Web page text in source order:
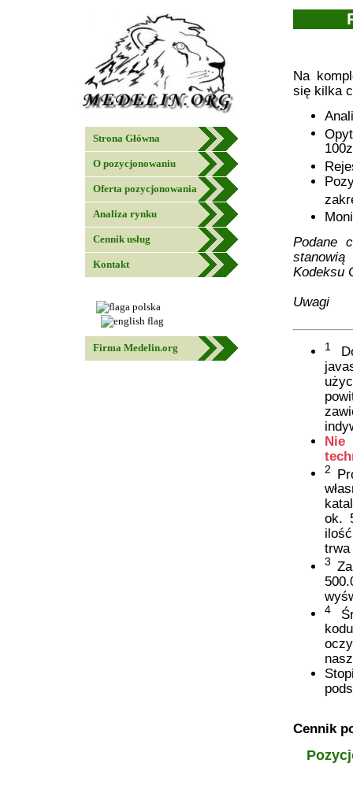
Strona Główna
O pozycjonowaniu
Oferta pozycjonowania
Analiza rynku
Cennik usług
Kontakt
Firma Medelin.org
Na
się kilka
Podane
Kodeksu
Uwagi
1
Nie
2
ok.
trwa
3
4
Cennik